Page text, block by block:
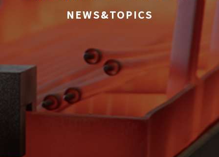
NEWS&TOPICS